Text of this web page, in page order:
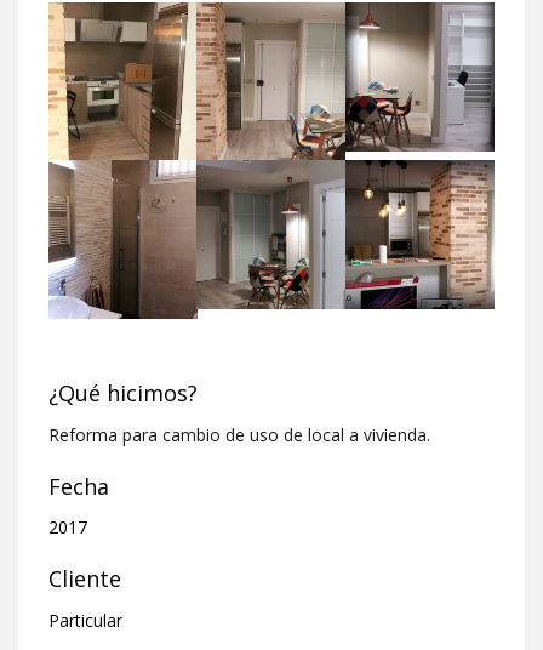
¿Qué hicimos?
Reforma para cambio de uso de local a vivienda.
Fecha
2017
Cliente
Particular